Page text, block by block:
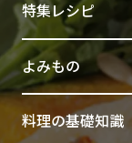
特集レシピ
よみもの
料理の基礎知識